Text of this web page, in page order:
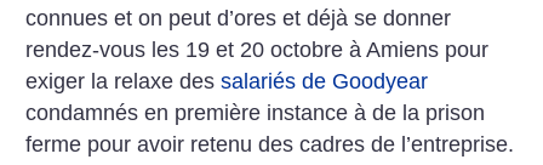
connues et on peut d’ores et déjà se donner
rendez-vous les 19 et 20 octobre à Amiens pour
exiger la relaxe dessalariés de Goodyear
condamnés en première instance à de la prison
ferme pour avoir retenu des cadres de l’entreprise.